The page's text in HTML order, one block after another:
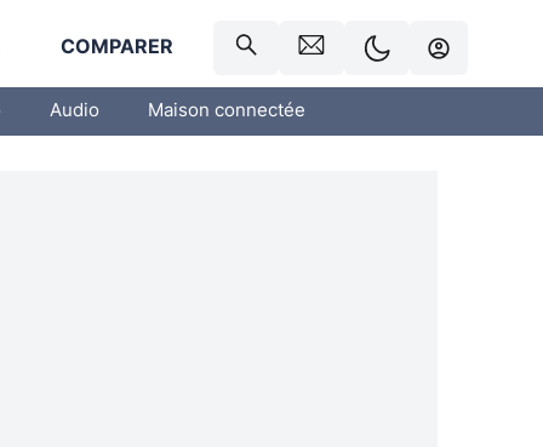
COMPARER
Audio Maison connectée